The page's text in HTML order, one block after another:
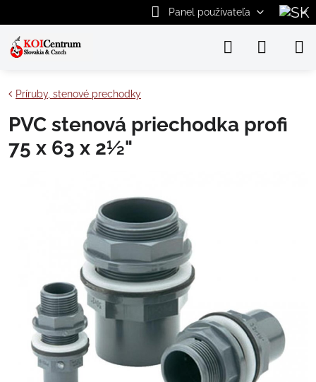
Panel používateľa
Príruby, stenové prechodky
PVC stenová priechodka profi
75 x 63 x 2½"